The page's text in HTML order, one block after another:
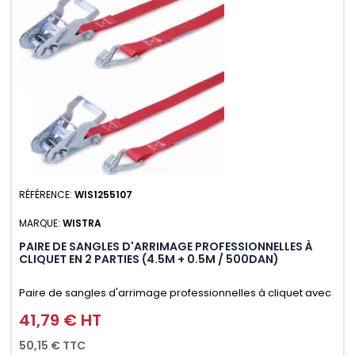
RÉFÉRENCE: WIS1255107
MARQUE: WISTRA
PAIRE DE SANGLES D'ARRIMAGE PROFESSIONNELLES À
CLIQUET EN 2 PARTIES (4.5M + 0.5M / 500DAN)
Paire de sangles d'arrimage professionnelles à cliquet avec
crochet en 2 parties (4.5M + 0.5M / 500daN), simple et rapide
d'utilisation. Permet d'arrimer et de sécuriser vos
Prix
41,79 € HT
50,15 € TTC